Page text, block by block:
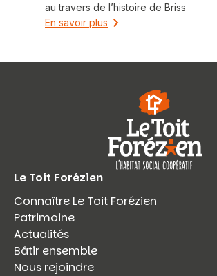
au travers de l’histoire de Briss
En savoir plus
Le Toit Forézien
Connaître Le Toit Forézien
Patrimoine
Actualités
Bâtir ensemble
Nous rejoindre